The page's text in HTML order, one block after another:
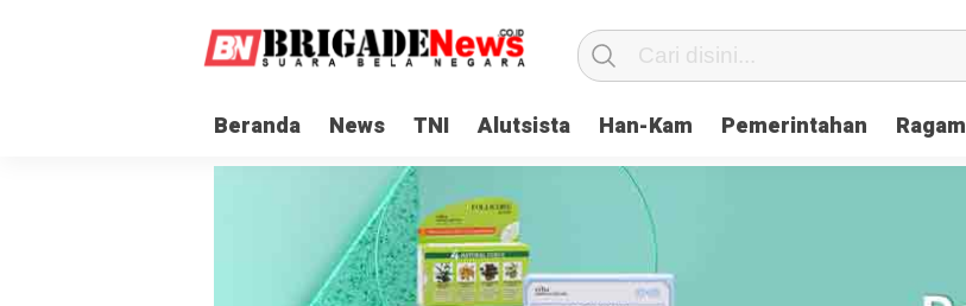
Beranda News TNI Alutsista Han-Kam Pemerintahan Ragam